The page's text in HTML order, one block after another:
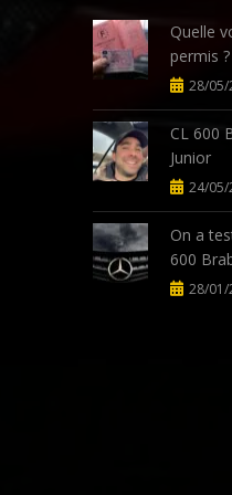
Quelle
permis ?
28/05/
CL 600
Junior
24/05/
On a
600
28/01/